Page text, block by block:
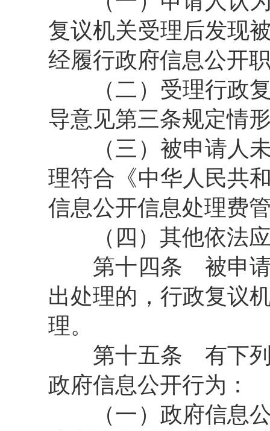
复议机关受理后发现
经履行政府信息公开
（二）受理行政复
导意见第三条规定情
（三）被申请人未
理符合《中华人民共
信息公开信息处理费
（四）其他依法应
第十四条 被申请
出处理的，行政复议
理。
第十五条 有下列
政府信息公开行为：
（一）政府信息公